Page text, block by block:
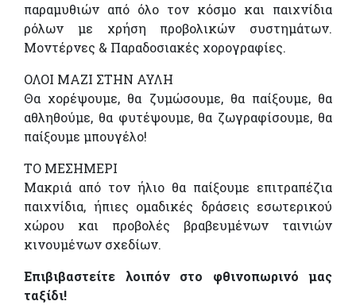
παραµυθιών από όλο τον κόσµο και παιχνίδια
ρόλων µε χρήση προβολικών συστηµάτων.
Μοντέρνες & Παραδοσιακές χορογραφίες.
ΟΛΟΙ ΜΑΖΙ ΣΤΗΝ ΑΥΛΗ
Θα χορέψουµε, θα ζυµώσουµε, θα παίξουµε, θα
αθληθούµε, θα φυτέψουµε, θα ζωγραφίσουµε, θα
παίξουµε µπουγέλο!
ΤΟ ΜΕΣΗΜΕΡΙ
Μακριά από τον ήλιο θα παίξουµε επιτραπέζια
παιχνίδια, ήπιες οµαδικές δράσεις εσωτερικού
χώρου και προβολές βραβευµένων ταινιών
κινουµένων σχεδίων.
Επιβιβαστείτε
λοιπόν στο φθινοπωρινό μας
ταξίδι!